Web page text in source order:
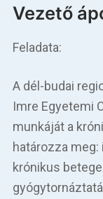
Praktikus
Vezető
Feladata:
A dél-budai
Imre Egyetemi
munkáját a
határozza
krónikus